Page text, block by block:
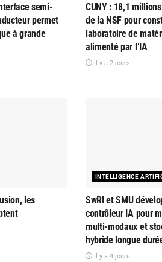
semi-
permet
à grande
CUNY : 18,1
de la NSF pour
laboratoire de
alimenté par l’IA
il y a 2 jours
les
INTELLIGENCE
SwRI et SMU
contrôleur IA pour
multi-modaux et
hybride longue
il y a 4 jours